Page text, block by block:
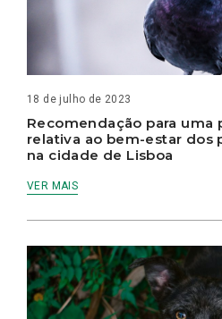
18 de julho de 2023
Recomendação para uma
relativa ao bem-estar dos
na cidade de Lisboa
VER MAIS